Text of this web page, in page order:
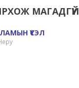
МАГАДГҮЙ
ҮҮСЭЛ